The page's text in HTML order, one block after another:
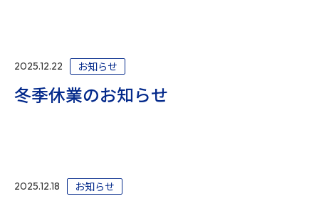
2025.12.22 お知らせ
冬季休業のお知らせ
2025.12.18 お知らせ